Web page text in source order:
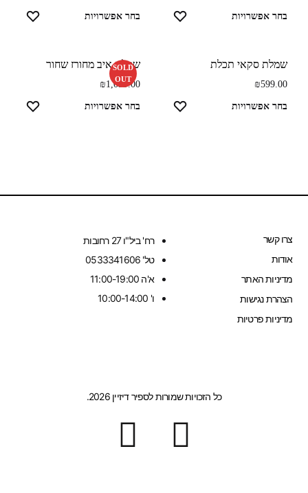
בחר אפשרויות בחר אפשרויות
שמלת סקאי תכלת
₪599.00
בחר אפשרויות
SOLD
OUT
שמלת איב מחורז שחור
₪1,099.00
בחר אפשרויות
צרו קשר
אודות
מדיניות האתר
הצהרת נגישות
מדיניות פרטיות
רח' ביל"ו 27 רחובות
טל' 0533341606
א'ה 11:00-19:00
ו' 10:00-14:00
כל הזכויות שמורות לספיר דיזיין 2026.